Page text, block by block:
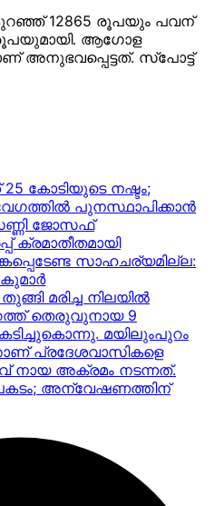
12865 രൂപയും പവന്
രൂപയുമായി. ആഗോള
അനുഭവപ്പെട്ടത്. സ്​പോട്ട്
25 കോടിയുടെ നഷ്ടം;
പുനസ്ഥാപിക്കാൻ
ജോസഫ്
ക്രമാതീതമായി
സാഹചര്യമില്ല:
മരിച്ച നിലയിൽ
തെരുവുനായ 9
മയിലുംപുറം
പ്രദേശവാസികളെ
നായ അക്രമം നടന്നത്.
അന്വേഷണത്തിന്